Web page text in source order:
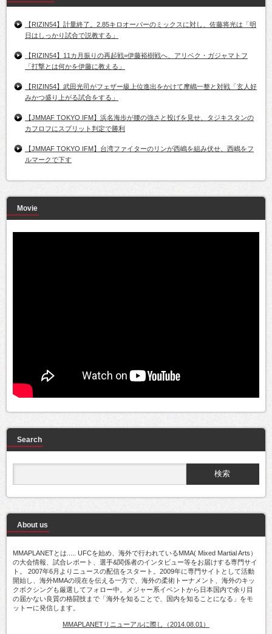
【RIZIN54】計量終了。2.85キロオーバーのミックスに対し、佐藤将光は「明
日はしっかり試合で説教する」
【RIZIN54】11カ月振りの再起戦=伊藤裕樹戦へ、アリベク・ガジャマトフ
「打撃とは何かを伊藤に教える」
【RIZIN54】武田光司がフェザー級上位進出をかけて摩嶋一整と対戦「玄人好
みかつ盛り上がる試合をする」
【JMMAF TOKYO IFM】浜名海歩が腰の強さと投げを見せ、タジキスタンの
カフロフにスプリット判定で勝利
【JMMAF TOKYO IFM】台湾ファイターのリンが西嶋を組み伏せ、西嶋をフ
ルマークで下す
Movie
Search
About us
MMAPLANETとは..... UFCを始め、海外で行われているMMA( Mixed Martial Arts）
の大会情報、試合レポート、選手&関係者のインタビュー等をお届けする専門サイ
ト。 2007年6月よりニュースの配信をスタート。2009年に専門サイトとして活動
開始し、海外MMAの現在を伝える一方で、海外の柔術トーナメント、海外のキッ
クボクシングも厳選してフォロー中。メジャー系イベントから日本国内で余り目
の届かない良質の格闘技まで「海外を知ることで、国内を知ることになる」をモ
ットーに発信します。
MMAPLANETリニューアルに際し（2014.08.01）